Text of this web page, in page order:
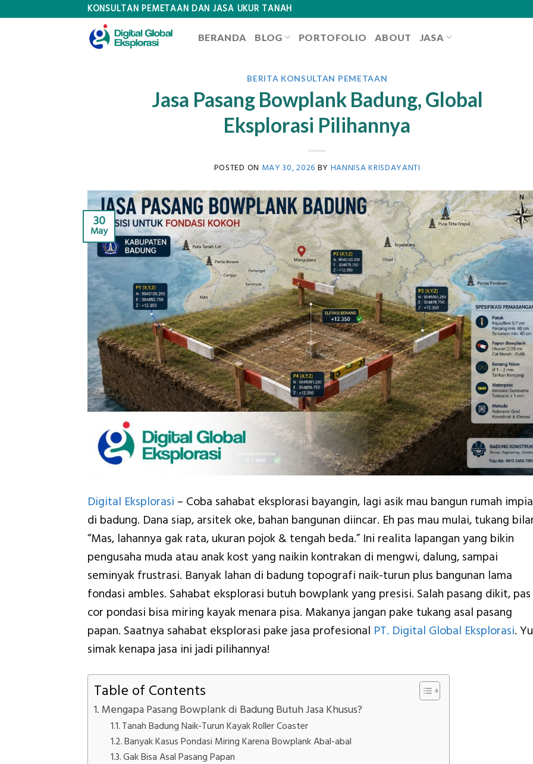
KONSULTAN PEMETAAN DAN JASA UKUR TANAH
BERANDA BLOG PORTOFOLIO ABOUT JASA
BERITA KONSULTAN PEMETAAN
Jasa Pasang Bowplank Badung, Global
Eksplorasi Pilihannya
POSTED ON MAY 30, 2026 BY HANNISA KRISDAYANTI
30
May
Digital Eksplorasi – Coba sahabat eksplorasi bayangin, lagi asik mau bangun rumah
di badung. Dana siap, arsitek oke, bahan bangunan diincar. Eh pas mau mulai, tukang
“Mas, lahannya gak rata, ukuran pojok & tengah beda.” Ini realita lapangan yang bikin
pengusaha muda atau anak kost yang naikin kontrakan di mengwi, dalung, sampai
seminyak frustrasi. Banyak lahan di badung topografi naik-turun plus bangunan lama
fondasi ambles. Sahabat eksplorasi butuh bowplank yang presisi. Salah pasang dikit, pas
cor pondasi bisa miring kayak menara pisa. Makanya jangan pake tukang asal pasang
papan. Saatnya sahabat eksplorasi pake jasa profesional PT. Digital Global Eksplorasi.
simak kenapa jasa ini jadi pilihannya!
Table of Contents
Mengapa Pasang Bowplank di Badung Butuh Jasa Khusus?
Tanah Badung Naik-Turun Kayak Roller Coaster
Banyak Kasus Pondasi Miring Karena Bowplank Abal-abal
Gak Bisa Asal Pasang Papan